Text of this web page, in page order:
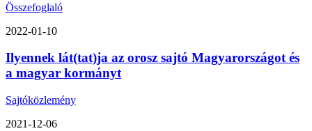
Összefoglaló
2022-01-10
Ilyennek lát(tat)ja az orosz sajtó Magyarországot és
a magyar kormányt
Sajtóközlemény
2021-12-06